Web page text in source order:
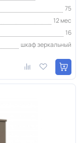
75
12 мес
16
шкаф зеркальный